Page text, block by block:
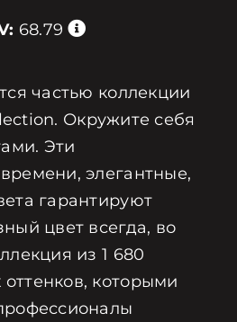
68.79
частью коллекции
Окружите себя
Эти
элегантные,
гарантируют
цвет всегда, во
из 1 680
которыми